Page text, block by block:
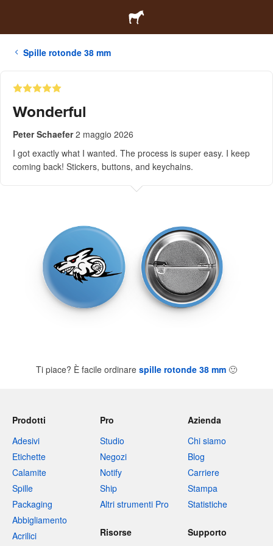
Spille rotonde 38 mm
Wonderful
Peter Schaefer 2 maggio 2026
I got exactly what I wanted. The process is super easy. I keep
coming back! Stickers, buttons, and keychains.
Ti piace? È facile ordinare spille rotonde 38 mm 🙂
Prodotti
Adesivi
Etichette
Calamite
Spille
Packaging
Abbigliamento
Acrilici
Pro
Studio
Negozi
Notify
Ship
Altri strumenti Pro
Azienda
Chi siamo
Blog
Carriere
Stampa
Statistiche
Risorse Supporto